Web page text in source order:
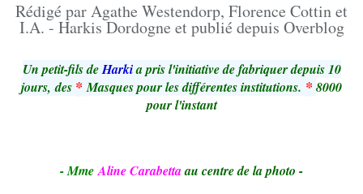
Rédigé par Agathe Westendorp, Florence Cottin et
I.A. - Harkis Dordogne et publié depuis Overblog
Un petit-fils deHarkia pris l'initiative de fabriquer depuis 10
jours, des *Masques pour les différentes institutions. * 8000
pour l'instant
- Mme Aline Carabettaau centre de la photo -